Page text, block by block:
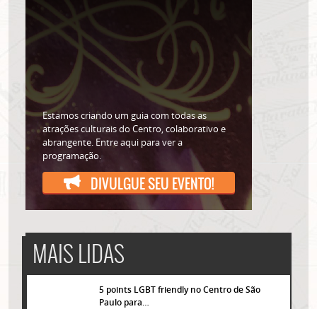
Estamos criando um guia com todas as
atrações culturais do Centro, colaborativo e
abrangente. Entre aqui para ver a
programação.
DIVULGUE SEU EVENTO!
MAIS LIDAS
5 points LGBT friendly no Centro de São
Paulo para…